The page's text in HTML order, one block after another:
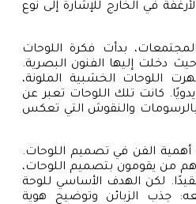
في الخارج للإشارة إلى نوع
بدأت فكرة اللوحات
دخلت إليها الفنون البصرية.
اللوحات الخشبية الملونة،
كانت تلك اللوحات تعبر عن
بالرسومات والنقوش التي تعكس
الفن في تصميم اللوحات.
هم من يقومون بتصميم اللوحات،
لكن الهدف الأساسي للوحة
جذب الزبائن وتوضيح هوية